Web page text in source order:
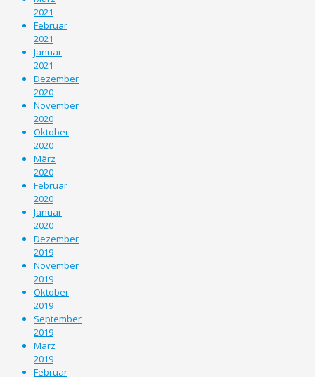
2021
Februar
2021
Januar
2021
Dezember
2020
November
2020
Oktober
2020
März
2020
Februar
2020
Januar
2020
Dezember
2019
November
2019
Oktober
2019
September
2019
März
2019
Februar